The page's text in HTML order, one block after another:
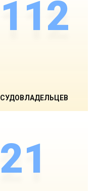
112
СУДОВЛАДЕЛЬЦЕВ
21